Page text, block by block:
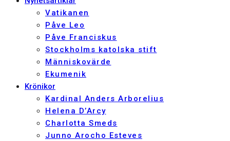
Vatikanen
Påve Leo
Påve Franciskus
Stockholms katolska stift
Människovärde
Ekumenik
Krönikor
Kardinal Anders Arborelius
Helena D’Arcy
Charlotta Smeds
Junno Arocho Esteves